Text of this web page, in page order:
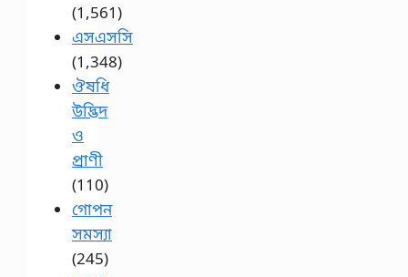
(1,561)
এসএসসি
(1,348)
ঔষধি
উদ্ভিদ
ও
প্রাণী
(110)
গোপন
সমস্যা
(245)